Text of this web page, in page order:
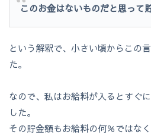
このお金はないものだと思って
という解釈で、小さい頃からこの
た。
なので、私はお給料が入るとすぐ
した。
その貯金額もお給料の何％では